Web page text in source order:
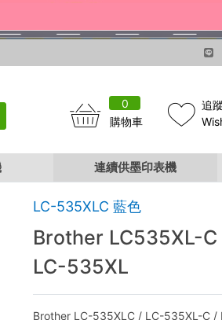
0
購物車
追
連續供墨印表機
LC-535XLC 藍色
Brother LC535XL-C
LC-535XL
Brother LC-535XLC / LC-535XL-C /